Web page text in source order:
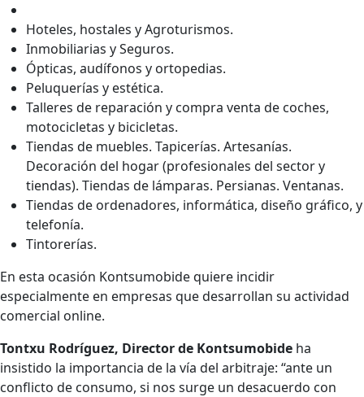
Hoteles, hostales y Agroturismos.
Inmobiliarias y Seguros.
Ópticas, audífonos y ortopedias.
Peluquerías y estética.
Talleres de reparación y compra venta de coches,
motocicletas y bicicletas.
Tiendas de muebles. Tapicerías. Artesanías.
Decoración del hogar (profesionales del sector y
tiendas). Tiendas de lámparas. Persianas. Ventanas.
Tiendas de ordenadores, informática, diseño gráfico, y
telefonía.
Tintorerías.
En esta ocasión Kontsumobide quiere incidir
especialmente en empresas que desarrollan su actividad
comercial online.
Tontxu Rodríguez, Director de Kontsumobide ha
insistido la importancia de la vía del arbitraje: “ante un
conflicto de consumo, si nos surge un desacuerdo con